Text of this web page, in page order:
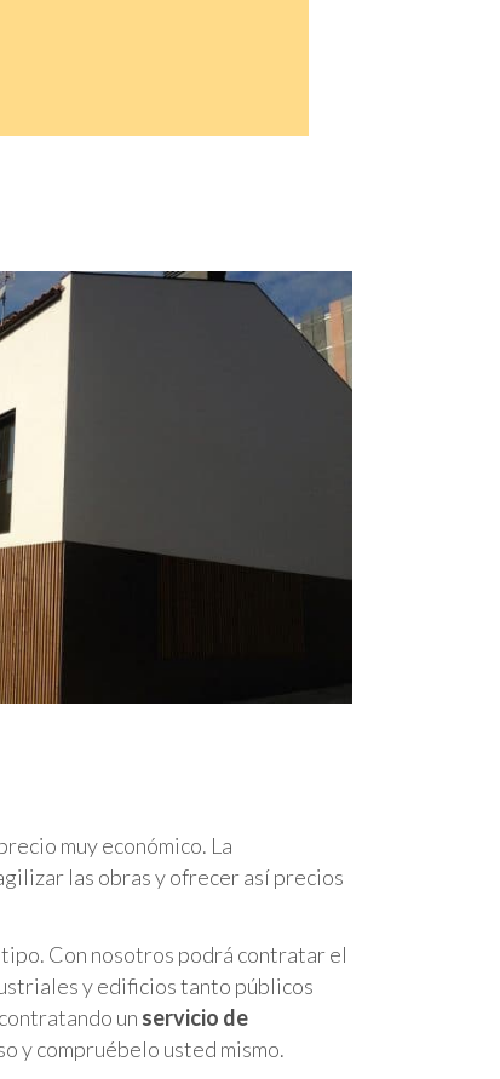
muy económico. La
las obras y ofrecer así precios
Con nosotros podrá contratar el
y edificios tanto públicos
un servicio de
y compruébelo usted mismo.